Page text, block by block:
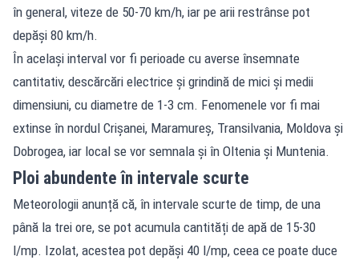
în general, viteze de 50-70 km/h, iar pe arii restrânse pot
depăși 80 km/h.
În același interval vor fi perioade cu averse însemnate
cantitativ, descărcări electrice și grindină de mici și medii
dimensiuni, cu diametre de 1-3 cm. Fenomenele vor fi mai
extinse în nordul Crișanei, Maramureș, Transilvania, Moldova și
Dobrogea, iar local se vor semnala și în Oltenia și Muntenia.
Ploi abundente în intervale scurte
Meteorologii anunță că, în intervale scurte de timp, de una
până la trei ore, se pot acumula cantități de apă de 15-30
l/mp. Izolat, acestea pot depăși 40 l/mp, ceea ce poate duce